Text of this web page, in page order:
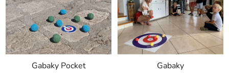
i
s
p
r
Gabaky Pocket Gabaky